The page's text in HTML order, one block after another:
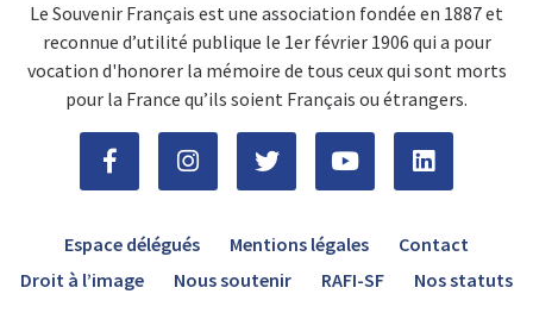
Le Souvenir Français est une association fondée en 1887 et
reconnue d’utilité publique le 1er février 1906 qui a pour
vocation d'honorer la mémoire de tous ceux qui sont morts
pour la France qu’ils soient Français ou étrangers.
Espace délégués Mentions légales
Contact
Droit à l’image
Nous soutenir RAFI-SF Nos statuts